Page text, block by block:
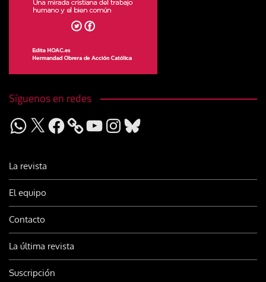
Síguenos en redes
WhatsApp
X Facebook YouTubeInstagram
Bluesky
La revista
El equipo
Contacto
La última revista
Suscripción